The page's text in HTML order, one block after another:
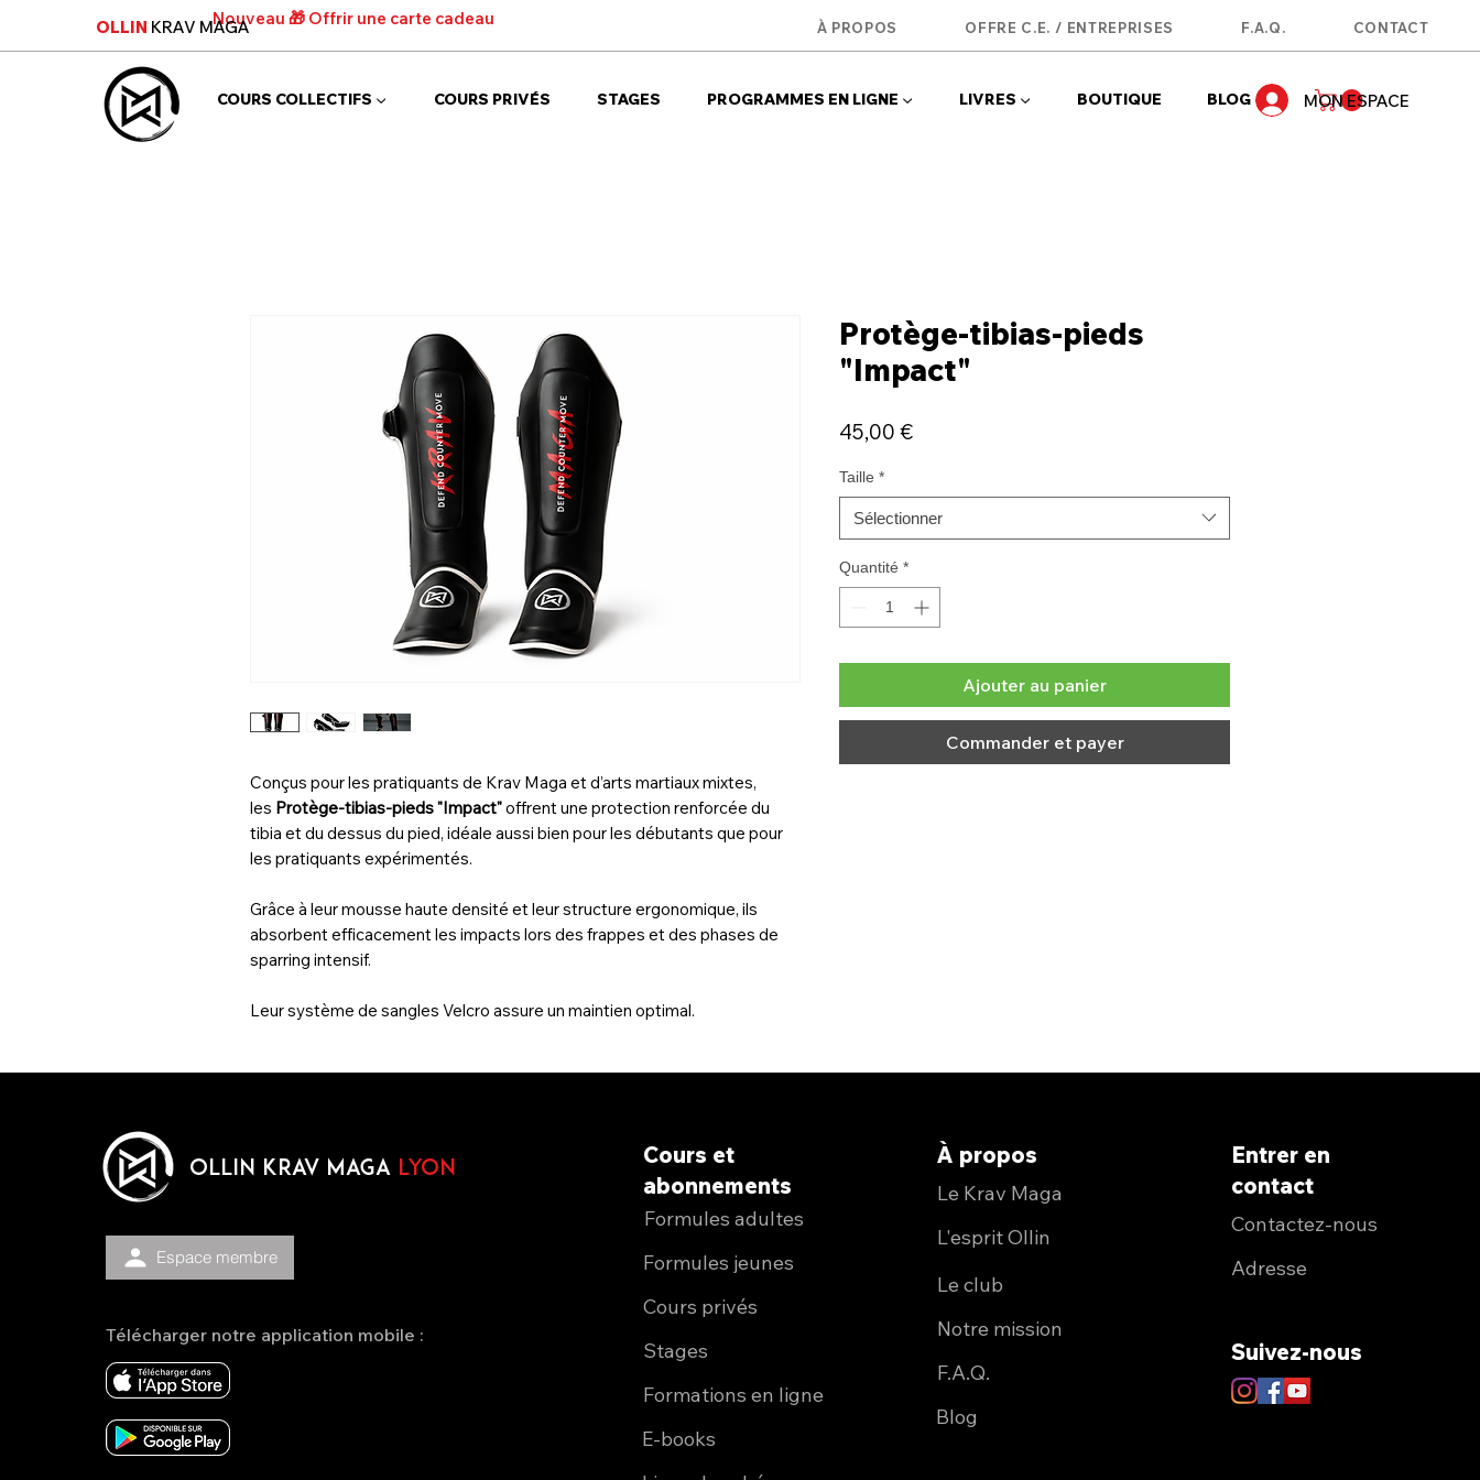
OLLIN KRAV MAGA À PROPOS OFFRE C.E. / ENTREPRISES F.A.Q. CONTACT
MON ESPACE
Nouveau 🎁 Offrir une carte cadeau
COURS COLLECTIFS ▼ COURS PRIVÉS STAGES PROGRAMMES EN LIGNE ▼ LIVRES ▼ BOUTIQUE BLOG
Conçus pour les pratiquants de Krav Maga et d’arts martiaux mixtes,
les Protège-tibias-pieds "Impact"offrent une protection renforcée du
tibia et du dessus du pied, idéale aussi bien pour les débutants que pour
les pratiquants expérimentés.
Grâce à leur mousse haute densité et leur structure ergonomique, ils
absorbent efficacement les impacts lors des frappes et des phases de
sparring intensif.
Leur système de sangles Velcro assure un maintien optimal.
Protège-tibias-pieds
"Impact"
45,00 €Prix
Taille *
Sélectionner
Quantité *
Ajouter au panier
Commander et payer
OLLIN KRAV MAGA lyon
Espace membre
Télécharger notre application mobile :
Cours et
abonnements
Formules adultes
Formules jeunes
Cours privés
Stages
Formations en ligne
E-books
À propos
Le Krav Maga
L'esprit Ollin
Le club
Notre mission
F.A.Q.
Blog
Entrer en
contact
Contactez-nous
Adresse
Suivez-nous